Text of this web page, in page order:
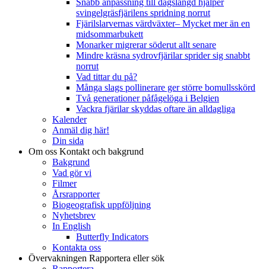
svingelgräsfjärilens spridning norrut
Fjärilslarvernas värdväxter– Mycket mer än en
midsommarbukett
Monarker migrerar söderut allt senare
Mindre kräsna sydrovfjärilar sprider sig snabbt
norrut
Vad tittar du på?
Många slags pollinerare ger större bomullsskörd
Två generationer påfågelöga i Belgien
Vackra fjärilar skyddas oftare än alldagliga
Kalender
Anmäl dig här!
Din sida
Om oss Kontakt och bakgrund
Bakgrund
Vad gör vi
Filmer
Årsrapporter
Biogeografisk uppföljning
Nyhetsbrev
In English
Butterfly Indicators
Kontakta oss
Övervakningen Rapportera eller sök